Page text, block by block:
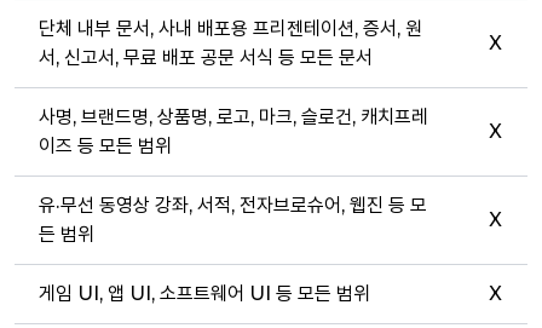
단체 내부 문서, 사내 배포용 프리젠테이션, 증서, 원
서, 신고서, 무료 배포 공문 서식 등 모든 문서
X
사명, 브랜드명, 상품명, 로고, 마크, 슬로건, 캐치프레
이즈 등 모든 범위
X
유·무선 동영상 강좌, 서적, 전자브로슈어, 웹진 등 모
든 범위
X
게임 UI, 앱 UI, 소프트웨어 UI 등 모든 범위 X